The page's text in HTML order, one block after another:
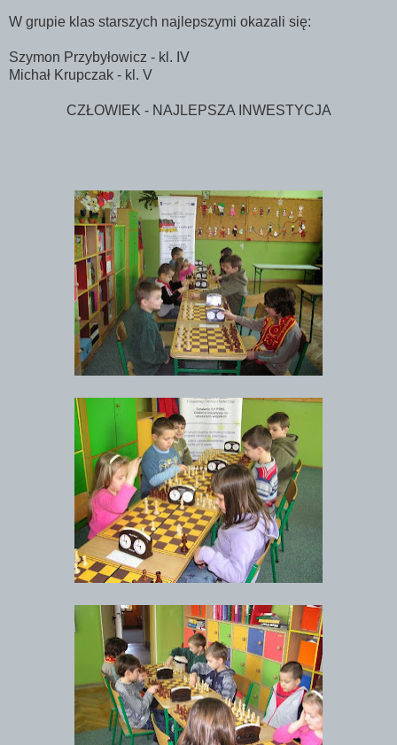
W grupie klas starszych najlepszymi okazali się:
Szymon Przybyłowicz - kl. IV
Michał Krupczak - kl. V
CZŁOWIEK - NAJLEPSZA INWESTYCJA